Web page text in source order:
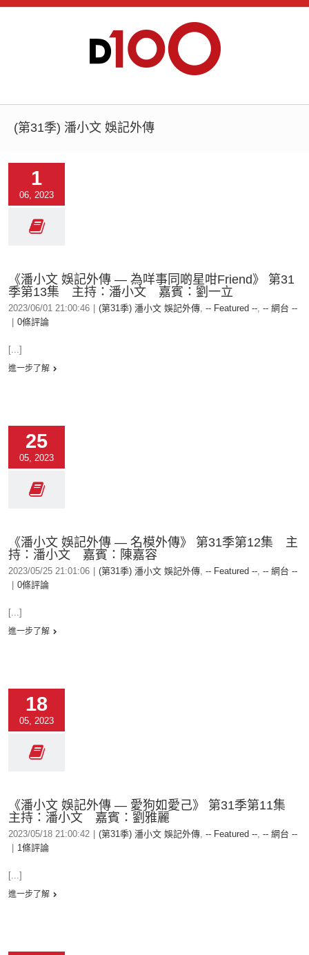
(第31季) 潘小文 娛記外傳
1
06, 2023
《潘小文 娛記外傳 — 為咩事同啲星咁Friend》 第31
季第13集 主持：潘小文 嘉賓：劉一立
2023/06/01 21:00:46 (第31季) 潘小文 娛記外傳, -- Featured --, -- 網台 --
0條評論
[...]
進一步了解
25
05, 2023
《潘小文 娛記外傳 — 名模外傳》 第31季第12集 主
持：潘小文 嘉賓：陳嘉容
2023/05/25 21:01:06 (第31季) 潘小文 娛記外傳, -- Featured --, -- 網台 --
0條評論
[...]
進一步了解
18
05, 2023
《潘小文 娛記外傳 — 愛狗如愛己》 第31季第11集
主持：潘小文 嘉賓：劉雅麗
2023/05/18 21:00:42 (第31季) 潘小文 娛記外傳, -- Featured --, -- 網台 --
1條評論
[...]
進一步了解